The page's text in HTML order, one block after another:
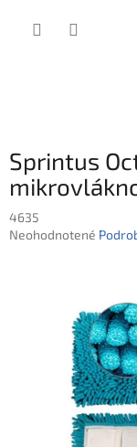
Sprintus
4635
Priemerné
hviezdičiek.
Neohodnotené